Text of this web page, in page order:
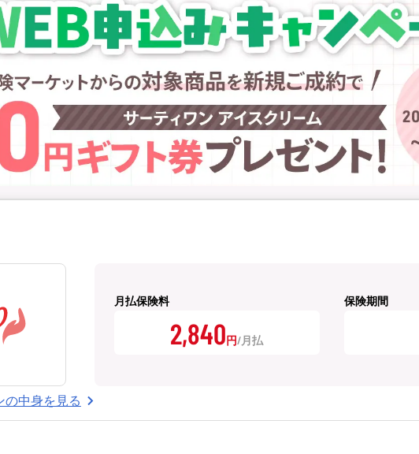
月払保険料
2,840円
保険期間
の中身を見る